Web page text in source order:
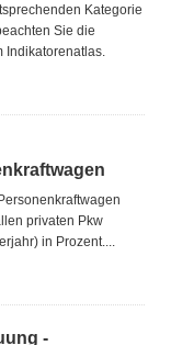
Kategorie
Sie die
Indikatorenatlas.
privaten Pkw
in Prozent....
-